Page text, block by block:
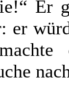
Er
er